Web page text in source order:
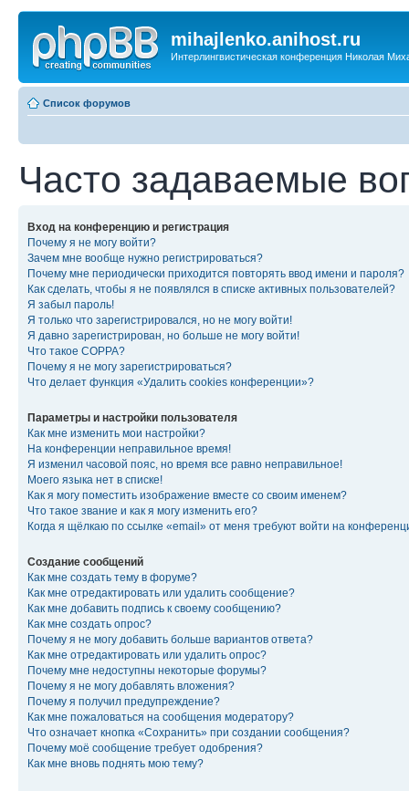
mihajlenko.anihost.ru
Интерлингвистическая конференция Николая
Список форумов
Часто задаваемые
Вход на конференцию и регистрация
Почему я не могу войти?
Зачем мне вообще нужно регистрироваться?
Почему мне периодически приходится повторять ввод имени и пароля?
Как сделать, чтобы я не появлялся в списке активных пользователей?
Я забыл пароль!
Я только что зарегистрировался, но не могу войти!
Я давно зарегистрирован, но больше не могу войти!
Что такое COPPA?
Почему я не могу зарегистрироваться?
Что делает функция «Удалить cookies конференции»?
Параметры и настройки пользователя
Как мне изменить мои настройки?
На конференции неправильное время!
Я изменил часовой пояс, но время все равно неправильное!
Моего языка нет в списке!
Как я могу поместить изображение вместе со своим именем?
Что такое звание и как я могу изменить его?
Когда я щёлкаю по ссылке «email» от меня требуют войти на
Создание сообщений
Как мне создать тему в форуме?
Как мне отредактировать или удалить сообщение?
Как мне добавить подпись к своему сообщению?
Как мне создать опрос?
Почему я не могу добавить больше вариантов ответа?
Как мне отредактировать или удалить опрос?
Почему мне недоступны некоторые форумы?
Почему я не могу добавлять вложения?
Почему я получил предупреждение?
Как мне пожаловаться на сообщения модератору?
Что означает кнопка «Сохранить» при создании сообщения?
Почему моё сообщение требует одобрения?
Как мне вновь поднять мою тему?